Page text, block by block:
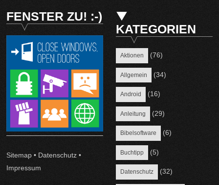
FENSTER ZU! :-)
Sitemap • Datenschutz •
Impressum
KATEGORIEN
Aktionen (76)
Allgemein (34)
Android (16)
Anleitung (29)
Bibelsoftware (6)
Buchtipp (5)
Datenschutz (32)